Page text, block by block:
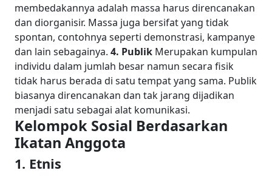
membedakannya adalah massa harus direncanakan
dan diorganisir. Massa juga bersifat yang tidak
spontan, contohnya seperti demonstrasi, kampanye
dan lain sebagainya. 4. Publik Merupakan kumpulan
individu dalam jumlah besar namun secara fisik
tidak harus berada di satu tempat yang sama. Publik
biasanya direncanakan dan tak jarang dijadikan
menjadi satu sebagai alat komunikasi.
Kelompok Sosial Berdasarkan
Ikatan Anggota
1. Etnis